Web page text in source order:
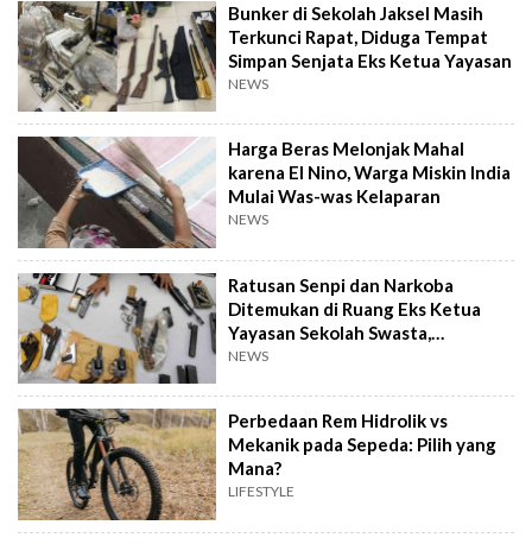
Bunker di Sekolah Jaksel Masih
Terkunci Rapat, Diduga Tempat
Simpan Senjata Eks Ketua Yayasan
NEWS
Harga Beras Melonjak Mahal
karena El Nino, Warga Miskin India
Mulai Was-was Kelaparan
NEWS
Ratusan Senpi dan Narkoba
Ditemukan di Ruang Eks Ketua
Yayasan Sekolah Swasta,
Pengelola Buka Suara
NEWS
Perbedaan Rem Hidrolik vs
Mekanik pada Sepeda: Pilih yang
Mana?
LIFESTYLE